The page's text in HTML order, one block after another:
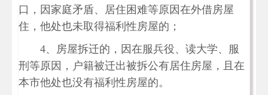
口，因家庭矛盾、居住困难等原因在外借房屋
住，他处也未取得福利性房屋的；
4、房屋拆迁的，因在服兵役、读大学、服
刑等原因，户籍被迁出被拆公有居住房屋，且在
本市他处也没有福利性房屋的。